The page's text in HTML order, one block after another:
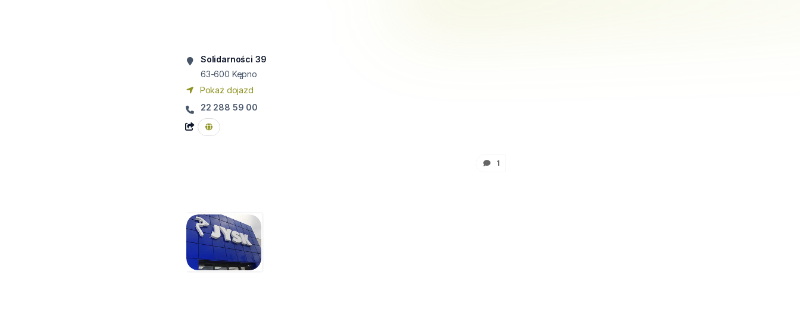
Solidarności 39
63-600 Kępno
Pokaż dojazd
22 288 59 00
1